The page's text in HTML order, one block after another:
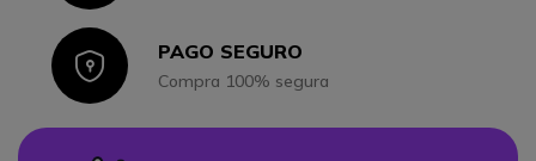
IconPAGO SEGURO
Compra 100% segura